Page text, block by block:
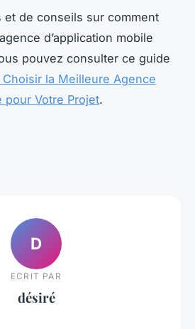
et de conseils sur comment
d’application mobile
pouvez consulter ce guide
Choisir la Meilleure Agence
pour Votre Projet.
D
ECRIT PAR
désiré